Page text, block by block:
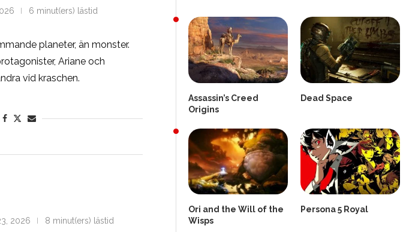
6 minut(ers) lästid
planeter, än monster.
Ariane och
vid kraschen.
2026 8 minut(ers) lästid
Assassin’s Creed
Origins
Dead Space
Ori and the Will of the
Wisps
Persona 5 Royal